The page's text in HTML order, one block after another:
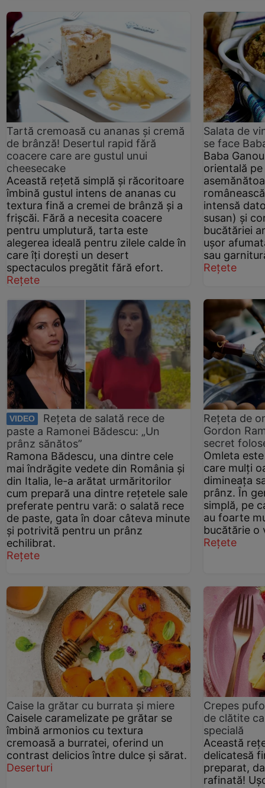
Tartă cremoasă cu ananas și cremă
de brânză! Desertul rapid fără
coacere care are gustul unui
cheesecake
Această rețetă simplă și răcoritoare
îmbină gustul intens de ananas cu
textura fină a cremei de brânză și a
frișcăi. Fără a necesita coacere
pentru umplutură, tarta este
alegerea ideală pentru zilele calde în
care îți dorești un desert
spectaculos pregătit fără efort.
Rețete
Salata de
se face
Baba
orientală
intensă
susan) și
bucătăriei
ușor
sau
Rețete
VIDEO
Rețeta de salată rece de
paste a Ramonei Bădescu: „Un
prânz sănătos”
Ramona Bădescu, una dintre cele
mai îndrăgite vedete din România și
din Italia, le-a arătat urmăritorilor
cum prepară una dintre rețetele sale
preferate pentru vară: o salată rece
de paste, gata în doar câteva minute
și potrivită pentru un prânz
echilibrat.
Rețete
Rețeta de
Gordon
secret
Omleta
care mulți
dimineața
prânz. În
simplă, pe
au foarte
bucătărie o
Rețete
Caise la grătar cu burrata și miere
Caisele caramelizate pe grătar se
îmbină armonios cu textura
cremoasă a burratei, oferind un
contrast delicios între dulce și sărat.
Deserturi
Crepes
de clătite
specială
Această
delicatesă
preparat,
rafinată!